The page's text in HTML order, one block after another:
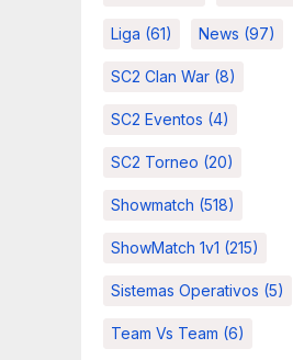
Liga (61) News (97)
SC2 Clan War(8)
SC2 Eventos (4)
SC2 Torneo (20)
Showmatch (518)
ShowMatch 1v1 (215)
Sistemas Operativos (5)
Team Vs Team (6)